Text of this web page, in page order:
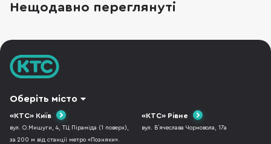
Нещодавно переглянуті
Оберіть місто
«КТС» Київ
вул. О.Мишуги, 4, ТЦ Піраміда (1 поверх),
за 200 м від станції метро «Позняки».
«КТС» Рівне
вул. В`ячеслава Чорновола, 17а